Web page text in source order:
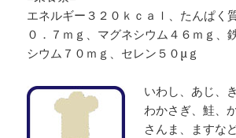
エネルギー３２０ｋｃａｌ、たんぱく
０．７ｍｇ、マグネシウム４６ｍｇ、
シウム７０ｍｇ、セレン５０μｇ
いわし、あじ、
わかさぎ、鮭、
さんま、ますな